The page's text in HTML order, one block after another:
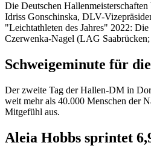
Die Deutschen
Idriss Gonschinska, DLV-
"Leichtathleten des Jahres" 2022:
Czerwenka-Nagel (LAG
Schweigeminute für
Der zweite Tag der Hallen-DM in
weit mehr als 40.000 Menschen der
Mitgefühl aus.
Aleia Hobbs sprintet